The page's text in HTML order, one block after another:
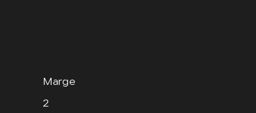
Marge
2